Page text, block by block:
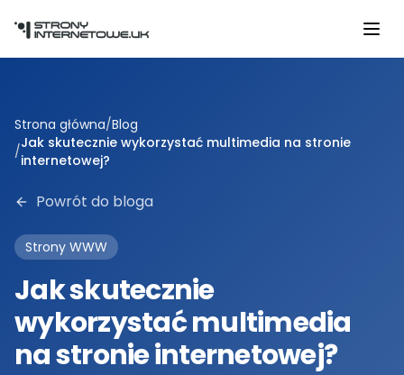
Strona główna/Blog
/Jak skutecznie wykorzystać multimedia na stronie
internetowej?
Powrót do bloga
Strony WWW
Jak skutecznie
wykorzystać multimedia
na stronie internetowej?